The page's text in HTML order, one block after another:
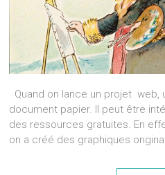
Quand on lance un projet web,
document papier. Il peut être
des ressources gratuites. En
on a créé des graphiques